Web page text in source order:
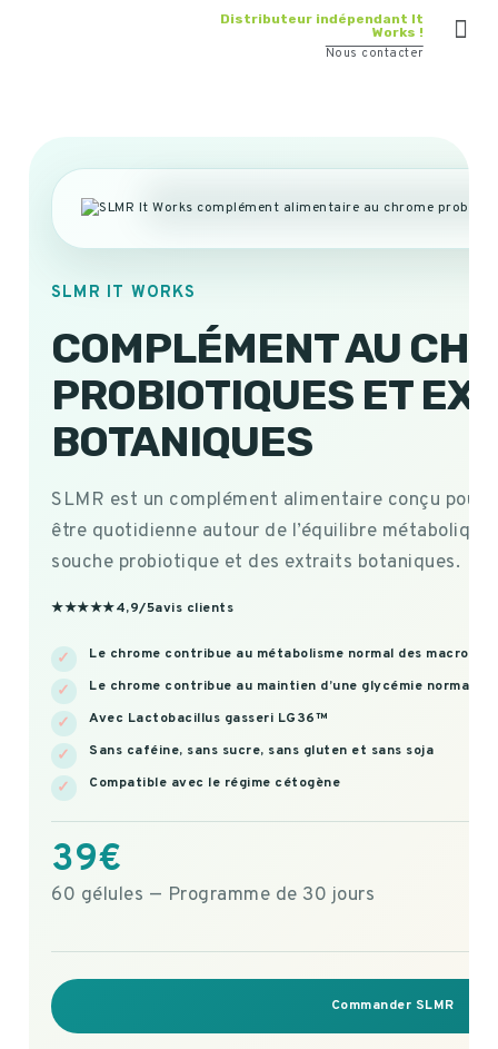
Distributeur indépendant It
Works !
Nous contacter
SLMR IT WORKS
COMPLÉMENT AU
PROBIOTIQUES ET
BOTANIQUES
SLMR est un complément alimentaire conçu pour
être quotidienne autour de l’équilibre
souche probiotique et des extraits botaniques.
★★★★★4,9/5avis clients
Le chrome contribue au métabolisme normal des
Le chrome contribue au maintien d’une glycémie normale²
Avec Lactobacillus gasseri LG36™
Sans caféine, sans sucre, sans gluten et sans soja
Compatible avec le régime cétogène
39€
60 gélules — Programme de 30 jours
Commander SLMR